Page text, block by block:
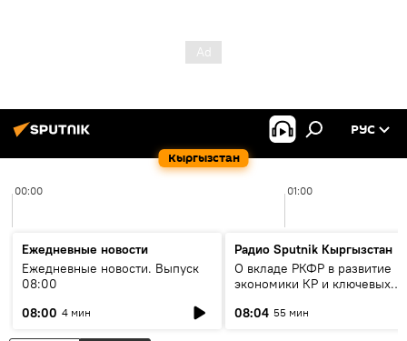
Кыргызстан
РУС
00:00 01:00
Ежедневные новости
Ежедневные новости. Выпуск
08:00
08:00 4 мин
Радио Sputnik Кыргызстан
О вкладе РКФР в развитие
экономики КР и ключевых
08:04 55 мин